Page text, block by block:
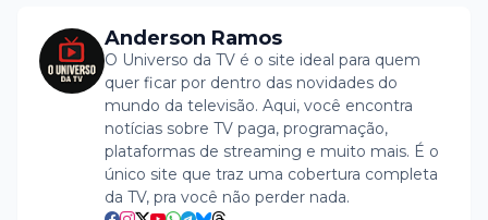
Anderson Ramos
O Universo da TV é o site ideal para quem
quer ficar por dentro das novidades do
mundo da televisão. Aqui, você encontra
notícias sobre TV paga, programação,
plataformas de streaming e muito mais. É o
único site que traz uma cobertura completa
da TV, pra você não perder nada.